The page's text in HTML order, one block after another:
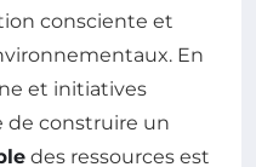
consciente et
En
et initiatives
de construire un
des ressources est